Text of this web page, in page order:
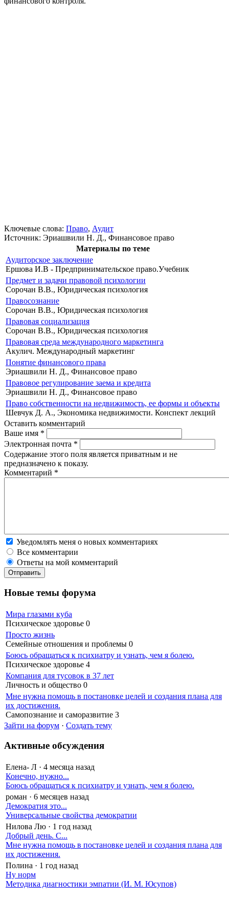
Ключевые слова: Право, Аудит
Источник: Эриашвили Н. Д., Финансовое право
Материалы по теме
Аудиторское заключение
Ершова И.В - Предпринимательское право.Учебник
Предмет и задачи правовой психологии
Сорочан В.В., Юридическая психология
Правосознание
Сорочан В.В., Юридическая психология
Правовая социализация
Сорочан В.В., Юридическая психология
Правовая среда международного маркетинга
Акулич. Международный маркетинг
Понятие финансового права
Эриашвили Н. Д., Финансовое право
Правовое регулирование заема и кредита
Эриашвили Н. Д., Финансовое право
Право собственности на недвижимость, ее формы и объекты
Шевчук Д. А., Экономика недвижимости. Конспект лекций
Оставить комментарий
Ваше имя *
Электронная почта *
Содержание этого поля является приватным и не
предназначено к показу.
Комментарий *
Уведомлять меня о новых комментариях
Все комментарии
Ответы на мой комментарий
Новые темы форума
Мира глазами куба
Психическое здоровье 0
Просто жизнь
Семейные отношения и проблемы 0
Боюсь обращаться к психиатру и узнать, чем я болею.
Психическое здоровье 4
Компания для тусовок в 37 лет
Личность и общество 0
Мне нужна помощь в постановке целей и создания плана для
их достижения.
Самопознание и саморазвитие 3
Зайти на форум · Создать тему
Активные обсуждения
Елена- Л · 4 месяца назад
Конечно, нужно...
Боюсь обращаться к психиатру и узнать, чем я болею.
роман · 6 месяцев назад
Демократия это...
Универсальные свойства демократии
Нилова Лю · 1 год назад
Добрый день. С...
Мне нужна помощь в постановке целей и создания плана для
их достижения.
Полина · 1 год назад
Ну норм
Методика диагностики эмпатии (И. М. Юсупов)